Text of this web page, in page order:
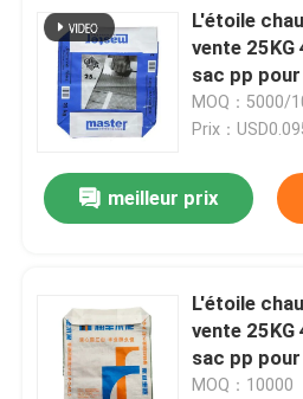
Sacs en papier de Multiwall
Sacs enormes de ciment
Sacs pour mélanges secs
Sacs de empaquetage
L'étoile
vente 25KG
sac pp
inférieure
en sac le
MOQ：5000/
Prix：
meilleur prix
L'étoile
vente 25KG
sac pp
inférieure
MOQ：10000